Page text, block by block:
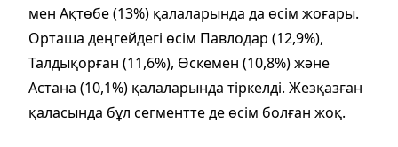
мен Ақтөбе (13%) қалаларында да өсім жоғары.
Орташа деңгейдегі өсім Павлодар (12,9%),
Талдықорған (11,6%), Өскемен (10,8%) және
Астана (10,1%) қалаларында тіркелді. Жезқазған
қаласында бұл сегментте де өсім болған жоқ.